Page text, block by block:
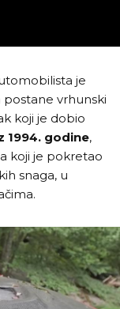
je
postane vrhunski
koji je dobio
1994. godine,
koji je pokretao
snaga, u